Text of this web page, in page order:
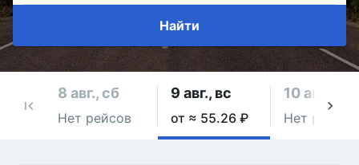
Найти
8 авг., сб
Нет рейсов
9 авг., вс
от ≈ 55.26 ₽
10 авг., пн
Нет рейсов